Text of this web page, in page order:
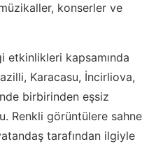
konserler ve
etkinlikleri kapsamında
Karacasu, İncirliova,
birbirinden eşsiz
Renkli görüntülere sahne
tarafından ilgiyle